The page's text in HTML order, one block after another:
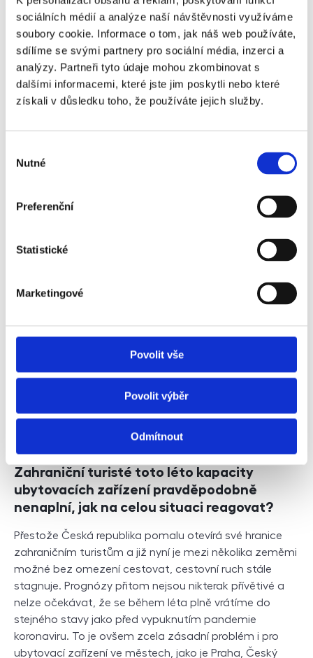
sociálních médií a analýze naší návštěvnosti využíváme
soubory cookie. Informace o tom, jak náš web používáte,
sdílíme se svými partnery pro sociální média, inzerci a
analýzy. Partneři tyto údaje mohou zkombinovat s
dalšími informacemi, které jste jim poskytli nebo které
získali v důsledku toho, že používáte jejich služby.
souhlasu
Nutné
Preferenční
Statistické
Marketingové
Povolit vše
Povolit výběr
Odmítnout
Na co si dát pozor při investici do
nemovitostí
byznysu se sčítají škody a dávají se dohromady
příchod další vlny šíření nákazy. Jak koronavirus promění
jsme Davida Novotného, odborníka ze společnosti
Číst dále
Zahraniční turisté toto léto kapacity
ubytovacích zařízení pravděpodobně
nenaplní, jak na celou situaci reagovat?
Přestože Česká republika pomalu otevírá své hranice
zahraničním turistům a již nyní je mezi několika zeměmi
možné bez omezení cestovat, cestovní ruch stále
stagnuje. Prognózy přitom nejsou nikterak přívětivé a
nelze očekávat, že se během léta plně vrátíme do
stejného stavy jako před vypuknutím pandemie
koronaviru. To je ovšem zcela zásadní problém i pro
ubytovací zařízení ve městech, jako je Praha, Český